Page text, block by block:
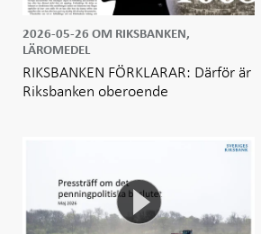
2026-05-26OM RIKSBANKEN,
LÄROMEDEL
RIKSBANKEN FÖRKLARAR: Därför är
Riksbanken oberoende